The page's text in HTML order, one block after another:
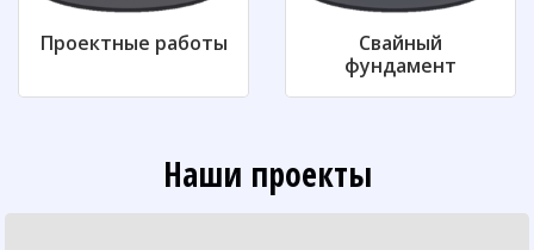
Проектные работы
Свайный
фундамент
Наши проекты